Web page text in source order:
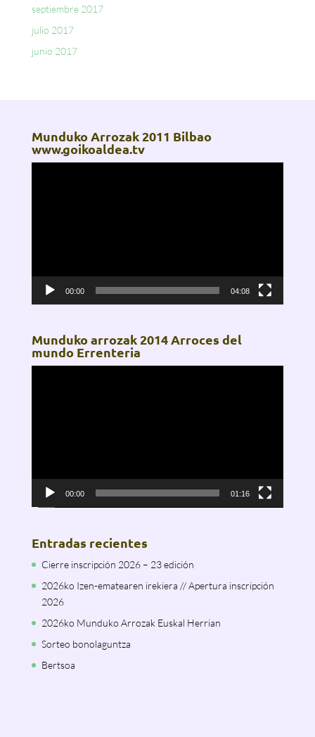
septiembre 2017
julio 2017
junio 2017
Munduko Arrozak 2011 Bilbao
www.goikoaldea.tv
00:00 04:08
Munduko arrozak 2014 Arroces del
mundo Errenteria
00:00 01:16
Entradas recientes
Cierre inscripción 2026 – 23 edición
2026ko Izen-ematearen irekiera // Apertura inscripción
2026
2026ko Munduko Arrozak Euskal Herrian
Sorteo bonolaguntza
Bertsoa